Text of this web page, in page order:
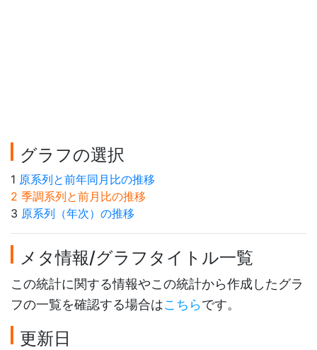
グラフの選択
1 原系列と前年同月比の推移
2 季調系列と前月比の推移
3 原系列（年次）の推移
メタ情報/グラフタイトル一覧
この統計に関する情報やこの統計から作成したグラ
フの一覧を確認する場合はこちらです。
更新日